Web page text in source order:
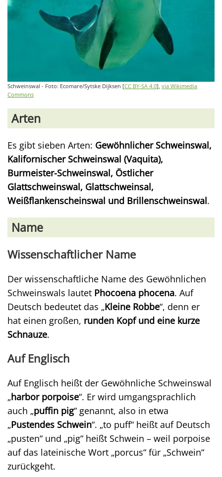
Schweinswal - Foto: Ecomare/Sytske Dijksen [CC BY-SA 4.0], via Wikimedia
Commons
Arten
Es gibt sieben Arten: Gewöhnlicher Schweinswal,
Kalifornischer Schweinswal (Vaquita),
Burmeister-Schweinswal, Östlicher
Glattschweinswal, Glattschweinsal,
Weißflankenscheinswal und Brillenschweinswal.
Name
Wissenschaftlicher Name
Der wissenschaftliche Name des Gewöhnlichen
Schweinswals lautet Phocoena phocena. Auf
Deutsch bedeutet das „Kleine Robbe“, denn er
hat einen großen, runden Kopf und eine kurze
Schnauze.
Auf Englisch
Auf Englisch heißt der Gewöhnliche Schweinswal
„harbor porpoise“. Er wird umgangsprachlich
auch „puffin pig“ genannt, also in etwa
„Pustendes Schwein“. „to puff“ heißt auf Deutsch
„pusten“ und „pig“ heißt Schwein – weil porpoise
auf das lateinische Wort „porcus“ für „Schwein“
zurückgeht.